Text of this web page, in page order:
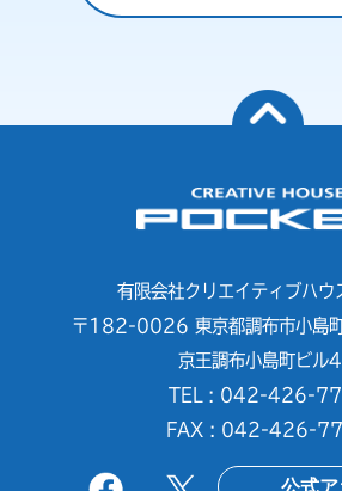
有限会社クリエイティブハウ
〒182-0026 東京都調布市小島
京王調布小島町ビル
TEL : 042-426-
FAX : 042-426-